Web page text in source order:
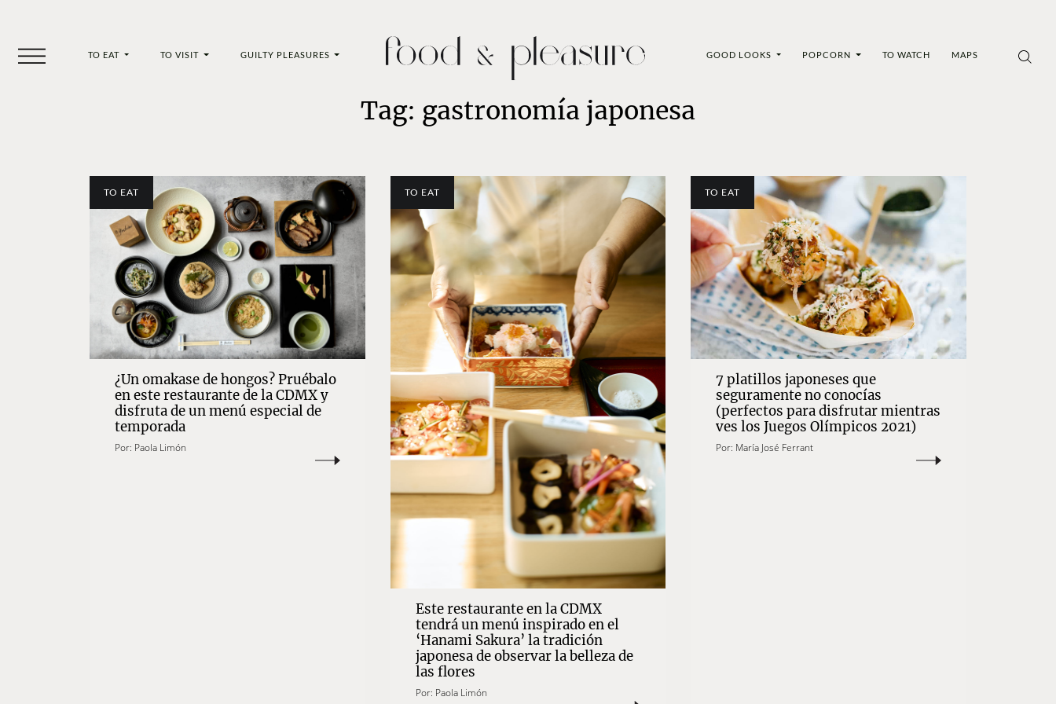
TO EAT TO VISIT GUILTY PLEASURES GOOD LOOKS POPCORN TO WATCH MAPS
Tag: gastronomía japonesa
TO EAT
¿Un omakase de hongos? Pruébalo
en este restaurante de la CDMX y
disfruta de un menú especial de
temporada
Por: Paola Limón
TO EAT
Este restaurante en la CDMX
tendrá un menú inspirado en el
‘Hanami Sakura’ la tradición
japonesa de observar la belleza de
las flores
Por: Paola Limón
TO EAT
7 platillos japoneses que
seguramente no conocías
(perfectos para disfrutar mientras
ves los Juegos Olímpicos 2021)
Por: María José Ferrant